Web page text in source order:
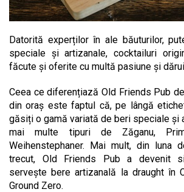
Datorită experților în ale băuturilor,
speciale și artizanale, cocktailuri
făcute și oferite cu multă pasiune și
Ceea ce diferențiază Old Friends Pub
din oraș este faptul că, pe lângă
găsiți o gamă variată de beri speciale și
mai multe tipuri de Zăganu,
Weihenstephaner. Mai mult, din luna
trecut, Old Friends Pub a devenit
servește bere artizanală la draught în
Ground Zero.